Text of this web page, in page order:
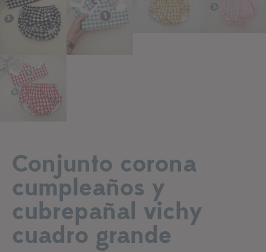
Conjunto corona
cumpleaños y
cubrepañal vichy
cuadro grande